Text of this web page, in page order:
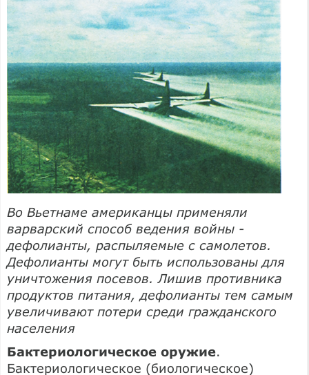
Во Вьетнаме американцы применяли
варварский способ ведения войны -
дефолианты, распыляемые с самолетов.
Дефолианты могут быть использованы для
уничтожения посевов. Лишив противника
продуктов питания, дефолианты тем самым
увеличивают потери среди гражданского
населения
Бактериологическое оружие.
Бактериологическое (биологическое)